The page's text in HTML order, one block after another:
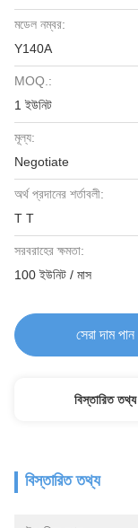
মডেল নম্বর:
Y140A
MOQ.:
1 ইউনিট
মূল্য:
Negotiate
অর্থ প্রদানের শর্তাবলী:
T T
সরবরাহের ক্ষমতা:
100 ইউনিট / মাস
সেরা দাম পান
বিস্তারিত তথ্য
বিস্তারিত তথ্য